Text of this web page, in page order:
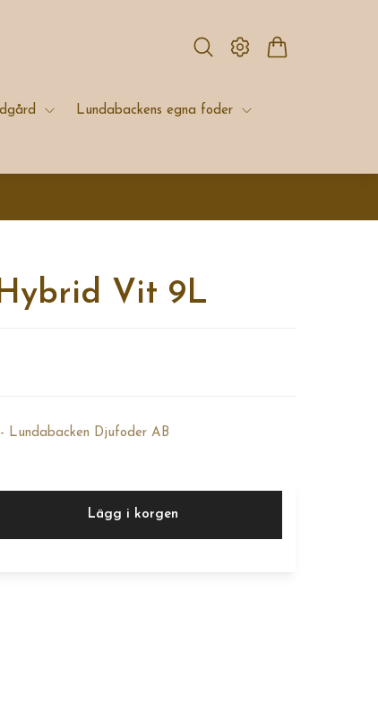
Lundabackens egna foder
Vit 9L
Lundabacken Djufoder AB
Lägg i korgen